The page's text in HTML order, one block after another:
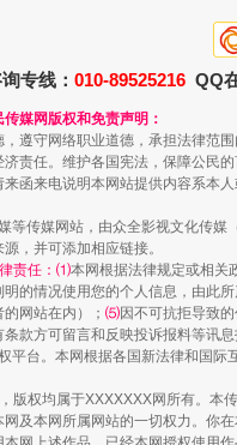
魏明亮严
专线： 010-89525216 QQ
媒网版权和免责声明：
遵守网络职业道德，承担法律范
责任。维护各国宪法，保障公民
函来电说明本网站提供内容系本
等传媒网站，由众全影视文化传
，并可添加相应链接。
律责任：⑴本网根据法律规定或相关
的情况使用您的个人信息，由此所
网站在内）； ⑸因不可抗拒导致
款方可留言和反映投诉报料等讯
台。本网根据各国新法律和国际
版权均属于XXXXXXX网所有。
及本网所属网站的一切权力。你